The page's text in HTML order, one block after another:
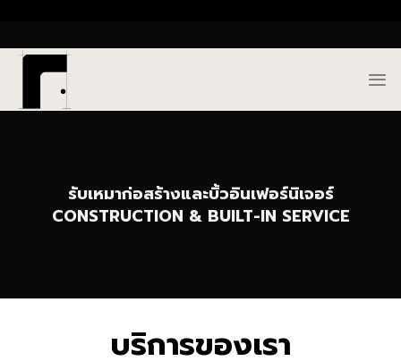
content
รับเหมาก่อสร้างและบิ้วอินเฟอร์นิเจอร์
CONSTRUCTION & BUILT-IN SERVICE
บริการของเรา